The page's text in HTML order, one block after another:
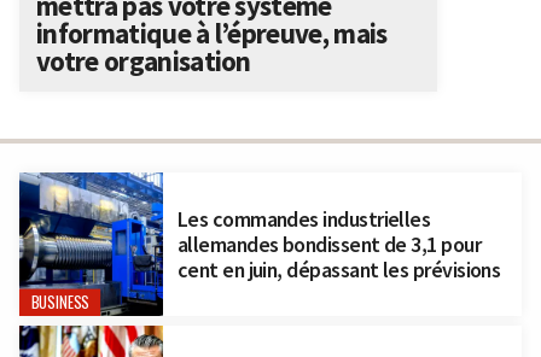
BUSINESS
Les commandes industrielles
allemandes bondissent de 3,1 pour
cent en juin, dépassant les prévisions
informatique à l’épreuve, mais
votre organisation